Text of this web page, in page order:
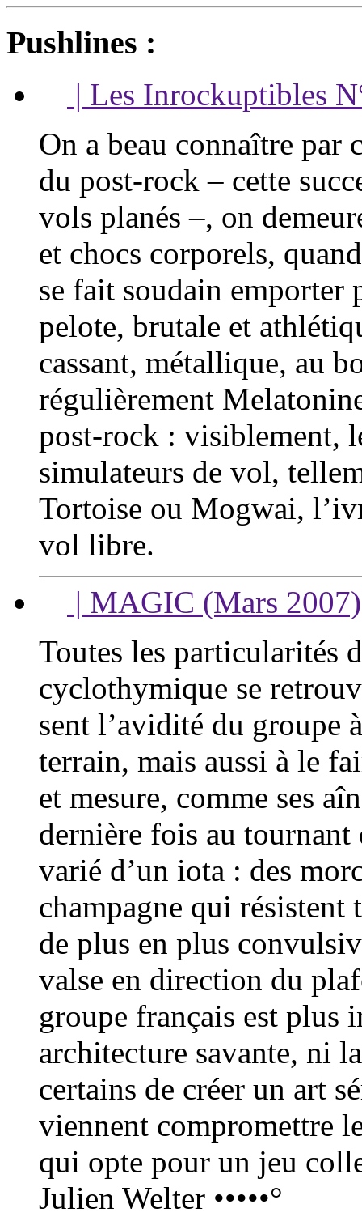
Pushlines :
| Les Inrockuptibles
On a beau connaître
du post-rock – cette
vols planés –, on
et chocs corporels,
se fait soudain emporter
pelote, brutale et
cassant, métallique, au
régulièrement
post-rock : visiblement,
simulateurs de vol,
Tortoise ou Mogwai,
vol libre.
| MAGIC (Mars 2007)
Toutes les particularités
cyclothymique se
sent l’avidité du groupe
terrain, mais aussi à le
et mesure, comme ses
dernière fois au tournant
varié d’un iota : des
champagne qui résistent
de plus en plus
valse en direction du
groupe français est plus
architecture savante, ni
certains de créer un art
viennent compromettre
qui opte pour un jeu
Julien Welter •••••°